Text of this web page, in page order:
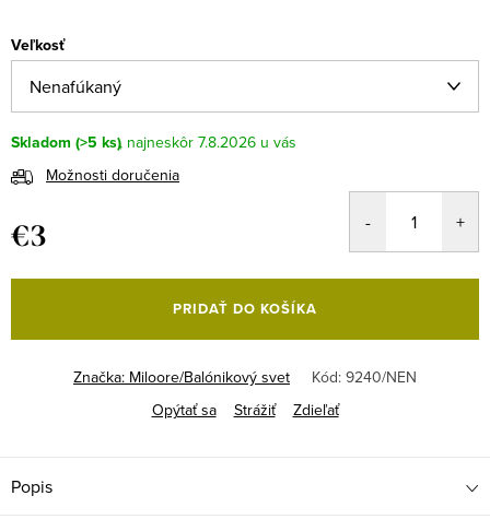
Veľkosť
Skladom (>5 ks)
7.8.2026
Možnosti doručenia
€3
cena:
PRIDAŤ DO KOŠÍKA
Značka: Miloore/Balónikový svet Kód: 9240/NEN
Opýtať sa
Strážiť Zdieľať
Popis